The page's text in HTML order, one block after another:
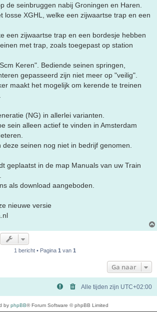
de seinbruggen nabij Groningen en Haren.
losse XGHL, welke een zijwaartse trap en een
een zijwaartse trap en een bordesje hebben
met trap, zoals toegepast op station
Keren". Bediende seinen springen,
gepasseerd zijn niet meer op "veilig".
maakt het mogelijk om kerende te treinen
(NG) in allerlei varianten.
sein alleen actief te vinden in Amsterdam
deze seinen nog niet in bedrijf genomen.
geplaatst in de map Manuals van uw Train
als download aangeboden.
nieuwe versie
1 bericht • Pagina 1 van 1
Ga naar
Alle tijden zijn UTC+02:00
by phpBB® Forum Software © phpBB Limited